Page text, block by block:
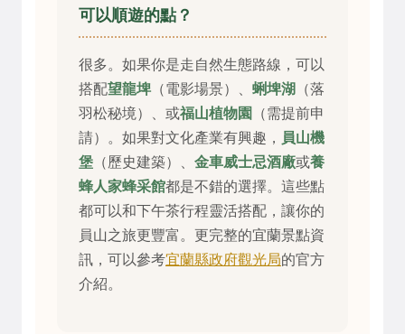
可以順遊的點？
很多。如果你是走自然生態路線，可以
搭配望龍埤 （電影場景）、 蜊埤湖
（落
羽松秘境）、或福山植物園
（需提前申
請）。如果對文化產業有興趣， 員山機
堡 （歷史建築）、 金車威士忌酒廠或養
蜂人家蜂采館都是不錯的選擇。這些點
都可以和下午茶行程靈活搭配，讓你的
員山之旅更豐富。更完整的宜蘭景點資
訊，可以參考宜蘭縣政府觀光局的官方
介紹。